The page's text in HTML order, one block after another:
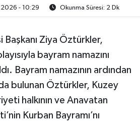
- 10:29 Okunma Süresi: 2 Dk
Ziya Öztürkler,
bayram namazını
Bayram namazının ardından
bulunan Öztürkler, Kuzey
halkının ve Anavatan
Kurban Bayramı’nı